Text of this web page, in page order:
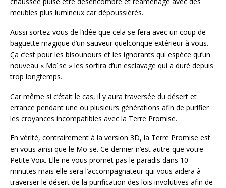
meubles plus lumineux car dépoussiérés.
Aussi sortez-vous de l’idée que cela se fera avec un coup de
baguette magique d’un sauveur quelconque extérieur à vous.
Ça c’est pour les bisounours et les ignorants qui espèce qu’un
nouveau « Moïse » les sortira d’un esclavage qui a duré depuis
trop longtemps.
Car même si c’était le cas, il y aura traversée du désert et
errance pendant une ou plusieurs générations afin de purifier
les croyances incompatibles avec la Terre Promise.
En vérité, contrairement à la version 3D, la Terre Promise est
en vous ainsi que le Moïse. Ce dernier n’est autre que votre
Petite Voix. Elle ne vous promet pas le paradis dans 10
minutes mais elle sera l’accompagnateur qui vous aidera à
traverser le désert de la purification des lois involutives afin de